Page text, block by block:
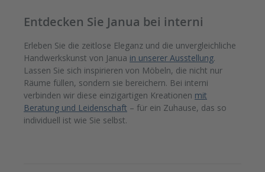
Entdecken Sie Janua bei interni
Erleben Sie die zeitlose Eleganz und die unvergleichliche
Handwerkskunst von Janua in unserer Ausstellung.
Lassen Sie sich inspirieren von Möbeln, die nicht nur
Räume füllen, sondern sie bereichern. Bei interni
verbinden wir diese einzigartigen Kreationen mit
Beratung und Leidenschaft – für ein Zuhause, das so
individuell ist wie Sie selbst.